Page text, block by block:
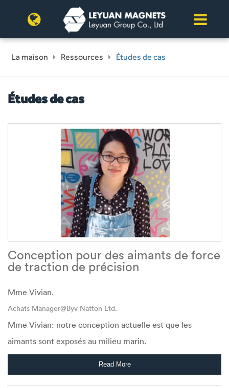
La maison Ressources Études de cas
Études de cas
Conception pour des aimants de force
de traction de précision
Mme Vivian.
Achats Manager@Byv Natton Ltd.
Mme Vivian: notre conception actuelle est que les
aimants sont exposés au milieu marin.
Read More